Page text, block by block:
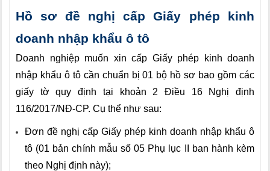
Hồ sơ đề nghị cấp Giấy phép kinh
doanh nhập khẩu ô tô
Doanh nghiệp muốn xin cấp Giấy phép kinh doanh
nhập khẩu ô tô cần chuẩn bị 01 bộ hồ sơ bao gồm các
giấy tờ quy định tại khoản 2 Điều 16 Nghị định
116/2017/NĐ-CP. Cụ thể như sau:
Đơn đề nghị cấp Giấy phép kinh doanh nhập khẩu ô
tô (01 bản chính mẫu số 05 Phụ lục II ban hành kèm
theo Nghị định này);